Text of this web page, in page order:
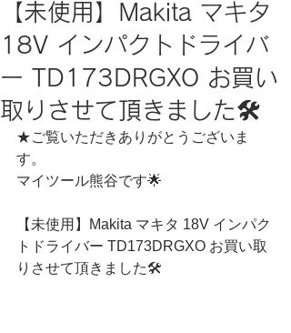
【未使用】Makita マキタ
18V インパクトドライバ
ー TD173DRGXO お買い
取りさせて頂きました🛠
★ご覧いただきありがとうございま
す。
マイツール熊谷です🌟
【未使用】Makita マキタ 18V インパク
トドライバー TD173DRGXO お買い取
りさせて頂きました🛠